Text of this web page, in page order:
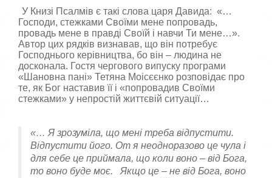
о
ц
і
н
к
у
У Книзі Псалмів є такі слова царя Давида: «…
Господи, стежками Своїми мене попровадь,
провадь мене в правді Своїй і навчи Ти мене…».
Автор цих рядків визнавав, що він потребує
Господнього керівництва, бо він – людина не
досконала. Гостя чергового випуску програми
«Шановна пані» Тетяна Моісєєнко розповідає про
те, як Бог наставив її і «попровадив Своїми
стежками» у непростій життєвій ситуації…
«… Я зрозуміла, що мені треба відпустити.
Відпустити його. От я неодноразово це чула і
для себе це приймала, що коли воно – від Бога,
то воно буде моє. Якщо це – не від Бога, воно